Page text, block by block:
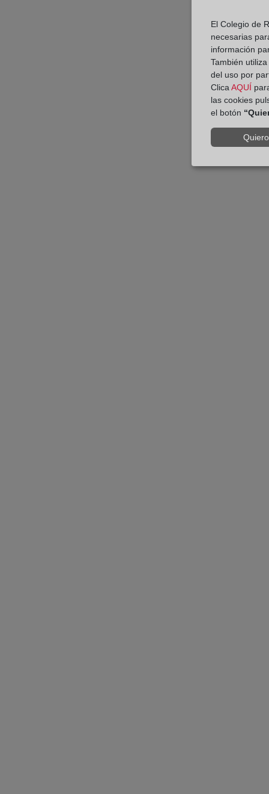
El Colegio de
necesarias
información
También
del uso por
ClicaAQUÍ
las cookies
el botón